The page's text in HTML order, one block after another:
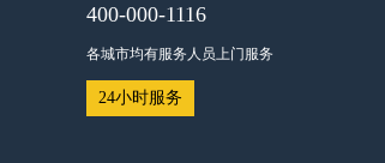
400-000-1116
各城市均有服务人员上门服务
24小时服务